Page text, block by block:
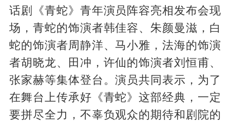
话剧《青蛇》青年演员阵容亮相发布会现
场，青蛇的饰演者韩佳容、朱颜曼滋，白
蛇的饰演者周静洋、马小雅，法海的饰演
者胡晓龙、田冲，许仙的饰演者刘恒甫、
张家赫等集体登台。演员共同表示，为了
在舞台上传承好《青蛇》这部经典，一定
要拼尽全力，不辜负观众的期待和剧院的